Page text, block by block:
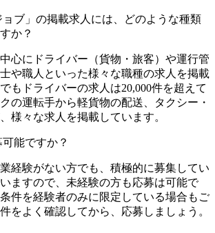
ョブ」の掲載求人には、どのような種類
か？
心にドライバー（貨物・旅客）や運行管
や職人といった様々な職種の求人を掲載
もドライバーの求人は20,000件を超えて
の運転手から軽貨物の配送、タクシー・
様々な求人を掲載しています。
能ですか？
経験がない方でも、積極的に募集してい
ますので、未経験の方も応募は可能で
件を経験者のみに限定している場合もご
をよく確認してから、応募しましょう。